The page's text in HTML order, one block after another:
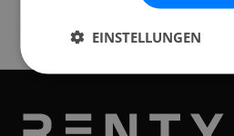
EINSTELLUNGEN